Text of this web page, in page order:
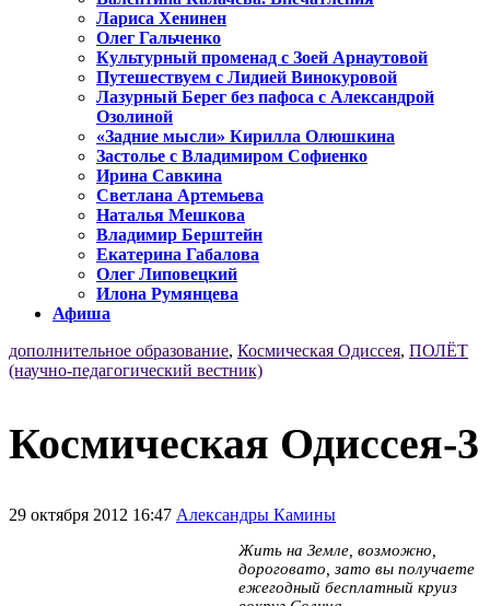
Лариса Хенинен
Олег Гальченко
Культурный променад с Зоей Арнаутовой
Путешествуем с Лидией Винокуровой
Лазурный Берег без пафоса с Александрой
Озолиной
«Задние мысли» Кирилла Олюшкина
Застолье с Владимиром Софиенко
Ирина Савкина
Светлана Артемьева
Наталья Мешкова
Владимир Берштейн
Екатерина Габалова
Олег Липовецкий
Илона Румянцева
Афиша
дополнительное образование, Космическая Одиссея, ПОЛЁТ
(научно-педагогический вестник)
Космическая Одиссея-3
29 октября 2012 16:47 Александры Камины
Жить на Земле, возможно,
дороговато, зато вы получаете
ежегодный бесплатный круиз